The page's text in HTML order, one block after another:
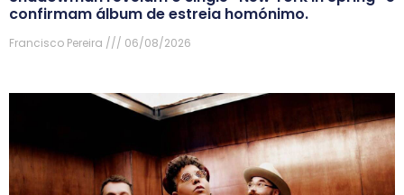
confirmam álbum de estreia homónimo.
Francisco Pereira 06/08/2026